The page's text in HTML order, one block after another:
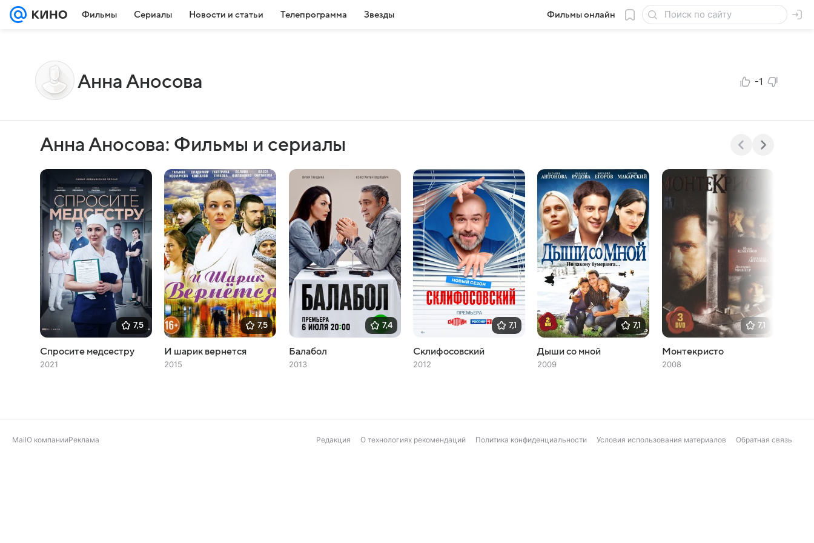
Фильмы Сериалы Новости и статьи Телепрограмма Звезды Фильмы онлайн
Анна Аносова -1
Анна Аносова: Фильмы и сериалы
7,5
Спросите медсестру
2021
7,5
И шарик вернется
2015
7,4
Балабол
2013
7,1
Склифосовский
2012
7,1
Дыши со мной
2009
7,1
Монтекристо
2008
MailО компанииРеклама Редакция О технологиях рекомендаций Политика конфиденциальности Условия использования материалов Обратная связь